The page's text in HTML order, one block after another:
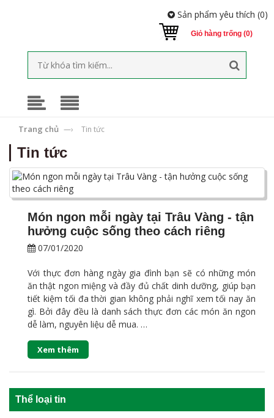
Giỏ hàng trống (0)
Sản phẩm yêu thích (0)
Trang chủ —› Tin tức
Tin tức
Món ngon mỗi ngày tại Trâu Vàng - tận
hưởng cuộc sống theo cách riêng
07/01/2020
Với thực đơn hàng ngày gia đình bạn sẽ có những món
ăn thật ngon miệng và đầy đủ chất dinh dưỡng, giúp bạn
tiết kiệm tối đa thời gian không phải nghĩ xem tối nay ăn
gì. Bởi đây đều là danh sách thực đơn các món ăn ngon
dễ làm, nguyên liệu dễ mua. …
Xem thêm
Thể loại tin